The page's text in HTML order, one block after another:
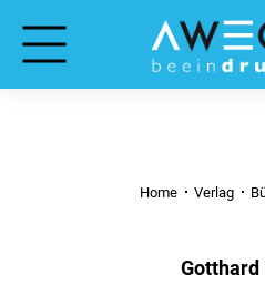
Home Verlag
Gotthard